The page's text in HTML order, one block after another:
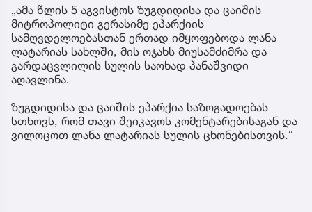
„ამა წლის 5 აგვისტოს ზუგდიდისა და ცაიშის
მიტროპოლიტი გერასიმე ეპარქიის
სამღვდელოებასთან ერთად იმყოფებოდა ლანა
ლატარიას სახლში, მის ოჯახს მიუსამძიმრა და
გარდაცვლილის სულის საოხად პანაშვიდი
აღავლინა.
ზუგდიდისა და ცაიშის ეპარქია საზოგადოებას
სთხოვს, რომ თავი შეიკავოს კომენტარებისაგან და
ვილოცოთ ლანა ლატარიას სულის ცხონებისთვის.“